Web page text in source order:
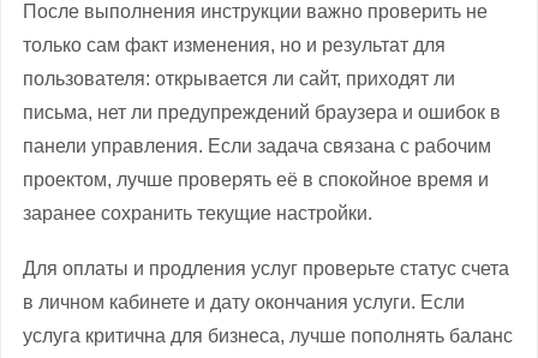
После выполнения инструкции важно проверить не
только сам факт изменения, но и результат для
пользователя: открывается ли сайт, приходят ли
письма, нет ли предупреждений браузера и ошибок в
панели управления. Если задача связана с рабочим
проектом, лучше проверять её в спокойное время и
заранее сохранить текущие настройки.
Для оплаты и продления услуг проверьте статус счета
в личном кабинете и дату окончания услуги. Если
услуга критична для бизнеса, лучше пополнять баланс